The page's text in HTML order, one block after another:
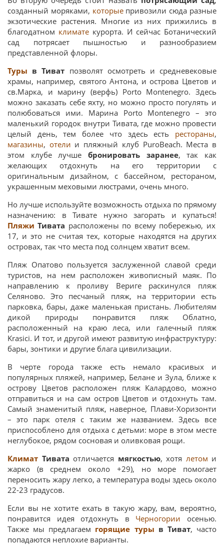
созданный моряками, которыепривозили сюда разные
экзотические растения. Многие из них прижились в
благодатном климате курорта. И сейчас Ботанический
сад потрясает пышностью и разнообразием
представленной флоры.
Туры в Тиват позволят осмотреть и средневековые
храмы, например, святого Антона, и острова Цветов и
св.Марка, и марину (верфь) Porto Montenegro. Здесь
можно заказать себе яхту, но можно просто погулять и
полюбоваться ими. Марина Porto Montenegro – это
маленький городок внутри Тивата, где можно провести
целый день, тем более что здесь есть рестораны,
магазины, отели и пляжный клуб PuroBeach. Места в
этом клубе лучше бронировать заранее, так как
желающих отдохнуть на его территории с
оригинальным дизайном, с бассейном, рестораном,
украшенным меховыми люстрами, очень много.
Но лучше используйте возможность отдыха по прямому
назначению: в Тивате нужно загорать и купаться!
Пляжи Тивата расположены по всему побережью, их
17, и это не считая тех, которые находятся на других
островах, так что места под солнцем хватит всем.
Пляж Опатово пользуется заслуженной славой среди
туристов, на нем расположен живописный маяк. По
направлению к проливу Вериге раскинулся пляж
Селяново. Это песчаный пляж, на территории есть
парковка, бары, даже маленькая пристань. Любителям
дикой природы понравится пляж Облатно,
расположенный на краю леса, или галечный пляж
Krasici. И тот, и другой имеют развитую инфраструктуру:
бары, зонтики и другие блага цивилизации.
В черте города также есть немало красивых и
популярных пляжей, например, Белане и Зула, ближе к
острову Цветов расположен пляж Калардово, можно
отправиться и на сам остров Цветов и отдохнуть там.
Самый знаменитый пляж, наверное, Плави-Хоризонти
– это парк отеля с таким же названием. Здесь все
приспособлено для отдыха с детьми: море в этом месте
неглубокое, рядом сосновая и оливковая рощи.
Климат Тивата отличается мягкостью, хотя летом и
жарко (в среднем около +29), но море помогает
переносить жару легко, а температура воды здесь около
22-23 градусов.
Если вы не хотите ехать в такую жару, вам, вероятно,
понравится идея отдохнуть в Черногории осенью.
Также мы предлагаем горящие туры в Тиват, часто
попадаются неплохие варианты.